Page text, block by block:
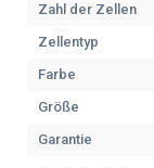
Zahl der Zellen
Zellentyp
Farbe
Größe
Garantie